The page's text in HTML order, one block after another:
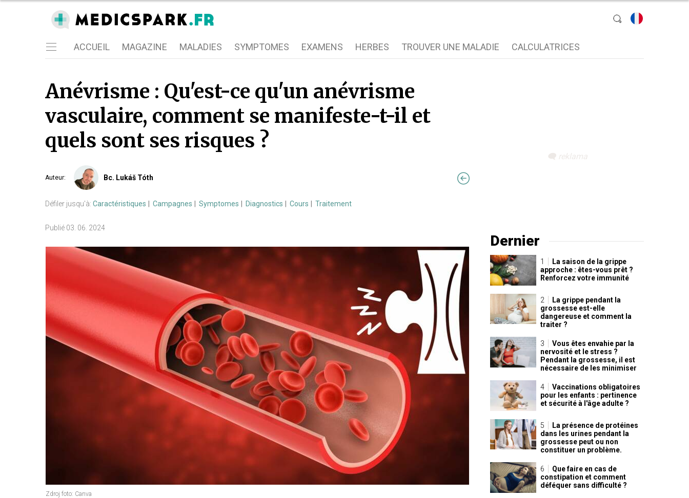
langue
ACCUEIL MAGAZINE MALADIES SYMPTOMES EXAMENS HERBES TROUVER UNE MALADIE CALCULATRICES
Anévrisme : Qu'est-ce qu'un anévrisme
vasculaire, comment se manifeste-t-il et
quels sont ses risques ?
Auteur: Bc. Lukáš Tóth
Défiler jusqu'à: Caractéristiques Campagnes Symptomes Diagnostics Cours Traitement
Publié 03. 06. 2024
Zdroj foto: Canva
Dernier
La saison de la grippe
approche : êtes-vous prêt ?
Renforcez votre immunité
La grippe pendant la
grossesse est-elle
dangereuse et comment la
traiter ?
Vous êtes envahie par la
nervosité et le stress ?
Pendant la grossesse, il est
nécessaire de les minimiser
Vaccinations obligatoires
pour les enfants : pertinence
et sécurité à l'âge adulte ?
La présence de protéines
dans les urines pendant la
grossesse peut ou non
constituer un problème.
Que faire en cas de
constipation et comment
déféquer sans difficulté ?